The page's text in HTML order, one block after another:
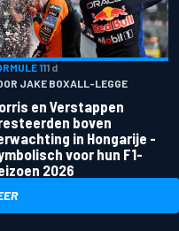
111 d
JAKE BOXALL-LEGGE
en Verstappen
boven
in Hongarije -
voor hun F1-
2026